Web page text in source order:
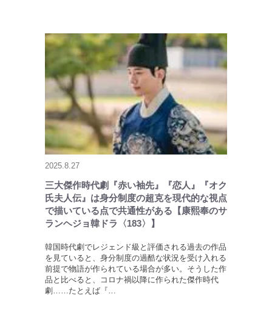
2025.8.27
三大傑作時代劇『赤い袖先』『恋人』『オク
氏夫人伝』は身分制度の超克を現代的な視点
で描いている点で共通性がある【康熙奉のサ
ランヘジョ韓ドラ〈183〉】
韓国時代劇でレジェンド級と評価される過去の作品
を見ていると、身分制度の過酷な状況を受け入れる
前提で物語が作られている場合が多い。そうした作
品と比べると、コロナ禍以降に作られた傑作時代
劇……たとえば『…